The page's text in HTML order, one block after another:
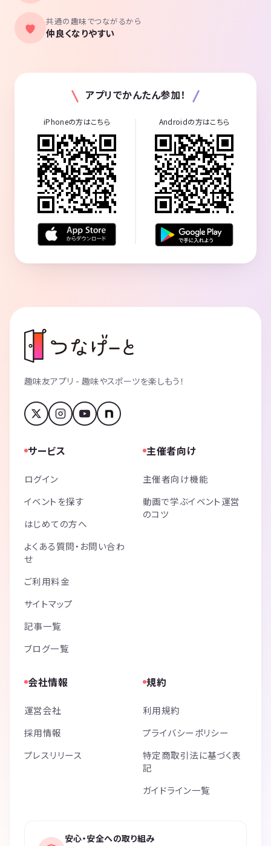
共通の趣味でつながるから
仲良くなりやすい
アプリでかんたん参加！
iPhoneの方はこちら Androidの方はこちら
趣味友アプリ - 趣味やスポーツを楽しもう！
サービス
ログイン
イベントを探す
はじめての方へ
よくある質問・お問い合わ
せ
ご利用料金
サイトマップ
記事一覧
ブログ一覧
主催者向け
主催者向け機能
動画で学ぶイベント運営
のコツ
会社情報
運営会社
採用情報
プレスリリース
規約
利用規約
プライバシーポリシー
特定商取引法に基づく表
記
ガイドライン一覧
安心・安全への取り組み